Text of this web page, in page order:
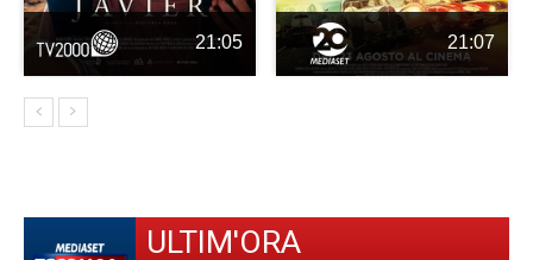
21:05 21:07
ULTIM'ORA